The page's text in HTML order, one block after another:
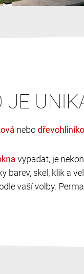
JE
nebo
vypadat, je
barev, skel, klik a
vaší volby.